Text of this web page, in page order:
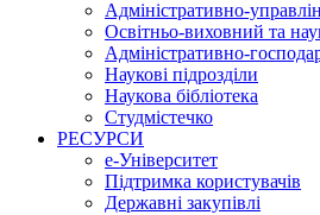
Адміністративно-
Освітньо-виховний та
Адміністративно-
Наукові підрозділи
Наукова бібліотека
Студмістечко
РЕСУРСИ
е-Університет
Підтримка користувачів
Державні закупівлі